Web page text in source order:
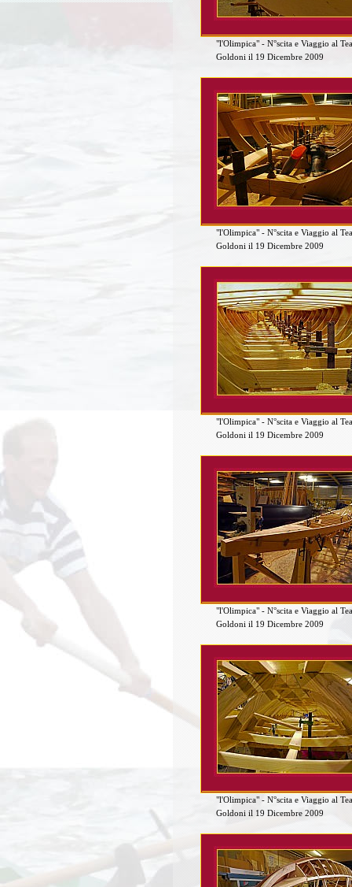
"l'Olimpica" - N°scita e Viaggio al
Goldoni il 19 Dicembre 2009
"l'Olimpica" - N°scita e Viaggio al
Goldoni il 19 Dicembre 2009
"l'Olimpica" - N°scita e Viaggio al
Goldoni il 19 Dicembre 2009
"l'Olimpica" - N°scita e Viaggio al
Goldoni il 19 Dicembre 2009
"l'Olimpica" - N°scita e Viaggio al
Goldoni il 19 Dicembre 2009